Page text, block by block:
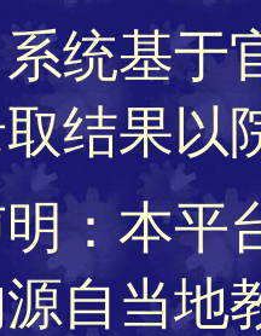
统基于
结果以
：本平
自当地